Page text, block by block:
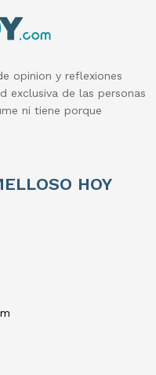
opinion y reflexiones
exclusiva de las personas
ni tiene porque
HOY